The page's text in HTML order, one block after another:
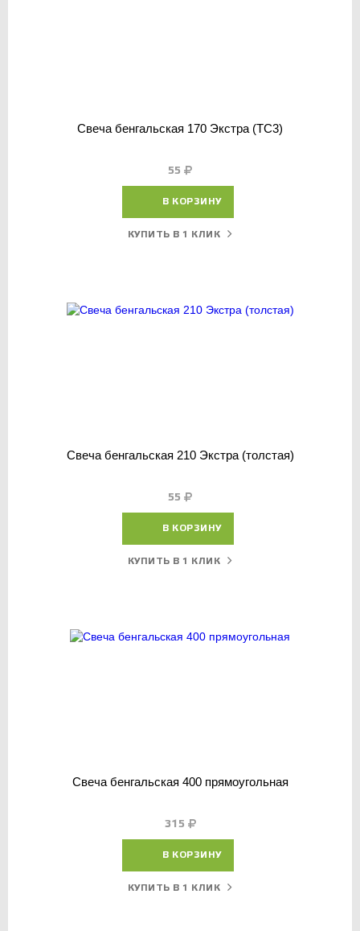
Свеча бенгальская 170 Экстра (ТС3)
55
В КОРЗИНУ
КУПИТЬ В 1 КЛИК
Свеча бенгальская 210 Экстра (толстая)
55
В КОРЗИНУ
КУПИТЬ В 1 КЛИК
Свеча бенгальская 400 прямоугольная
315
В КОРЗИНУ
КУПИТЬ В 1 КЛИК